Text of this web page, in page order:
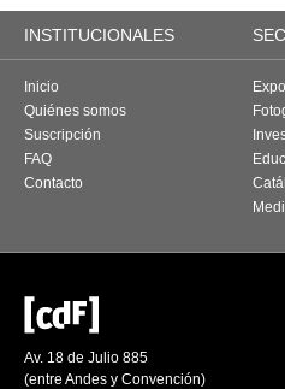
INSTITUCIONALES
Inicio
Quiénes somos
Suscripción
FAQ
Contacto
Av. 18 de Julio 885
(entre Andes y Convención)